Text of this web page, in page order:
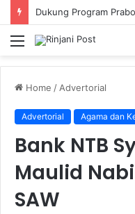
Menu
Home / Advertorial
Advertorial Agama dan
Bank NTB
Maulid
SAW